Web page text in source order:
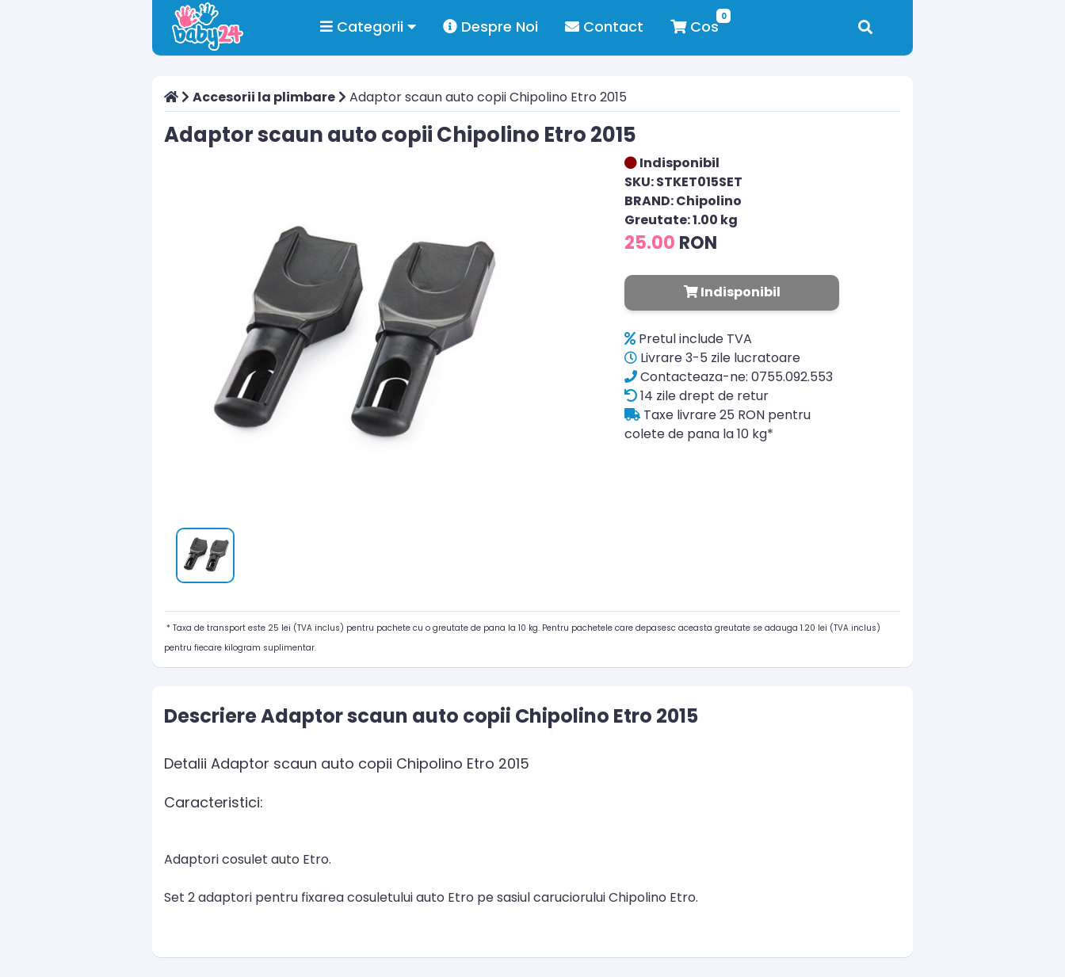
Categorii Despre Noi Contact
0
Cos
Accesorii la plimbare Adaptor scaun auto copii Chipolino Etro 2015
Adaptor scaun auto copii Chipolino Etro 2015
Indisponibil
SKU: STKET015SET
BRAND: Chipolino
Greutate: 1.00 kg
25.00 RON
Indisponibil
Pretul include TVA
Livrare 3-5 zile lucratoare
Contacteaza-ne: 0755.092.553
14 zile drept de retur
Taxe livrare 25 RON pentru
colete de pana la 10 kg*
* Taxa de transport este 25 lei (TVA inclus) pentru pachete cu o greutate de pana la 10 kg. Pentru pachetele care depasesc aceasta greutate se adauga 1.20 lei (TVA inclus)
pentru fiecare kilogram suplimentar.
Descriere Adaptor scaun auto copii Chipolino Etro 2015
Detalii Adaptor scaun auto copii Chipolino Etro 2015
Caracteristici:
Adaptori cosulet auto Etro.
Set 2 adaptori pentru fixarea cosuletului auto Etro pe sasiul caruciorului Chipolino Etro.